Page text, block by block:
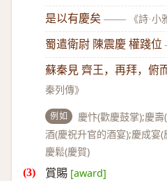
是以有慶矣 —— 《詩·小
蜀遣衛尉 陳震慶 權踐位
蘇秦見 齊王，再拜，俯
秦列傳》
例如
慶忭(歡慶鼓掌);慶
酒(慶祝升官的酒宴);慶成宴
慶鬆(慶賀)
賞賜 [award]